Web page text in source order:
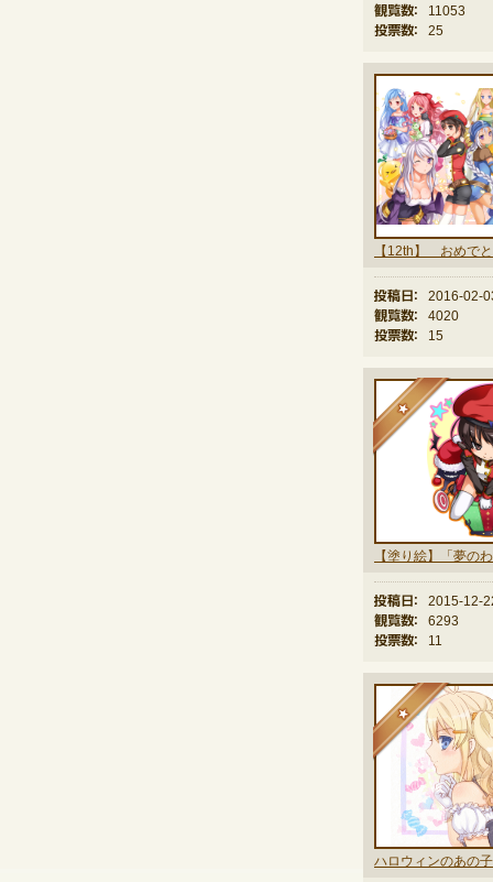
観覧数：
11053
投票数：
25
投稿日：
2016-02-
観覧数：
4020
投票数：
15
★
投稿日：
2015-12-
観覧数：
6293
投票数：
11
ハロウィンのあの子
★